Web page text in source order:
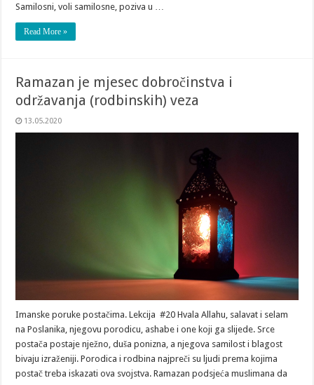
Samilosni, voli samilosne, poziva u …
Read More »
Ramazan je mjesec dobročinstva i
održavanja (rodbinskih) veza
13.05.2020
Imanske poruke postačima. Lekcija #20 Hvala Allahu, salavat i selam
na Poslanika, njegovu porodicu, ashabe i one koji ga slijede. Srce
postača postaje nježno, duša ponizna, a njegova samilost i blagost
bivaju izraženiji. Porodica i rodbina najpreči su ljudi prema kojima
postač treba iskazati ova svojstva. Ramazan podsjeća muslimana da